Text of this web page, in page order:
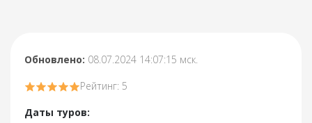
Обновлено: 08.07.2024 14:07:15 мск.
Рейтинг: 5
Даты туров: